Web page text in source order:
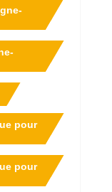
pour
pour